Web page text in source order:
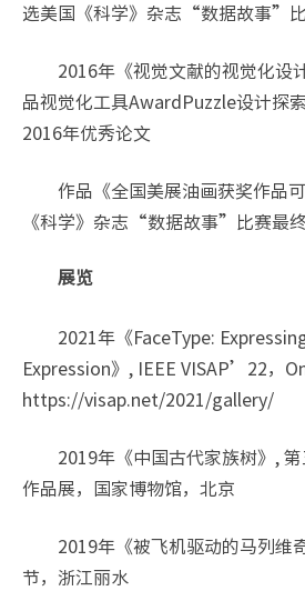
选美国《科学》杂志“数据故事”
2016年《视觉文献的视觉化设
品视觉化工具AwardPuzzle设计探
2016年优秀论文
作品《全国美展油画获奖作品
《科学》杂志“数据故事”比赛最
展览
2021年《FaceType:
Expression》, IEEE VISAP’22，
https://visap.net/2021/gallery/
2019年《中国古代家族树》,
作品展，国家博物馆，北京
2019年《被飞机驱动的马列维
节，浙江丽水